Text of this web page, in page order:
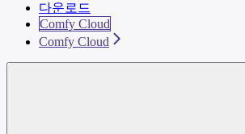
다운로드
Comfy Cloud
Comfy Cloud